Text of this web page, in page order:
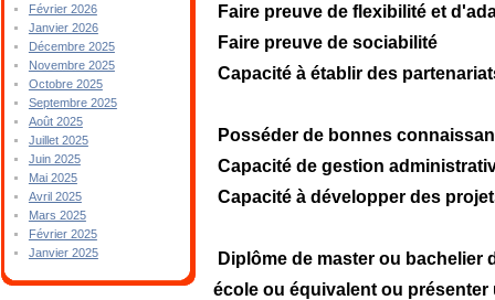
Février 2026
Janvier 2026
Décembre 2025
Novembre 2025
Octobre 2025
Septembre 2025
Août 2025
Juillet 2025
Juin 2025
Mai 2025
Avril 2025
Mars 2025
Février 2025
Janvier 2025
Faire preuve de flexibilité et
Faire preuve de sociabilité
Capacité à établir des
Posséder de bonnes
Capacité de gestion
Capacité à développer des
Diplôme de master ou bachelier
école ou équivalent ou